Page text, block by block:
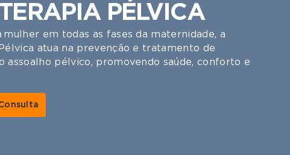
PÉLVICA
mulher em todas as fases da maternidade, a
atua na prevenção e tratamento de
assoalho pélvico, promovendo saúde, conforto e